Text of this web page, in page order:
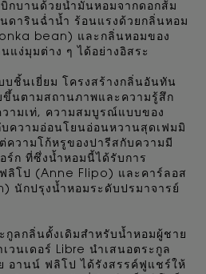
บิกบานด้วยน้ำมันหอมจากดอกส้ม
ดารินฉ่ำน้ำ ร้อนแรงด้วยกลิ่นหอม
bean) และกลิ่นหอมของ
แง่มุมต่าง ๆ ได้อย่างอิสระ
บชิ้นเยี่ยม โครงสร้างกลิ่นอันทัน
ขึ้นตามสถานภาพและความรู้สึก
ามเท่, ความสมบูรณ์แบบของ
ความอ่อนโยนอ่อนหวานสุดเฟมมิ
วามโก้หรูของปารีสกับความมี
ร์ก ที่ซึ่งน้ำหอมนี้ได้รับการ
ลิโป (Anne Flipo) และคาร์ลอส
นักปรุงน้ำหอมระดับปรมาจารย์
ลกลิ่นดั้งเดิมสำหรับน้ำหอมผู้ชาย
วนเดอร์ Libre นำเสนอตระกูล
อานน์ ฟลิโป ได้รังสรรค์ฟูแชร์ให้